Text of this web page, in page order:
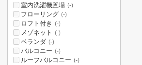
室内洗濯機置場 (-)
フローリング (-)
ロフト付き (-)
メゾネット (-)
ベランダ (-)
バルコニー (-)
ルーフバルコニー (-)